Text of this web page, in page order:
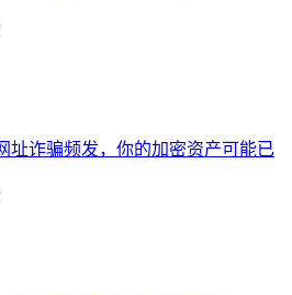
址诈骗频发，你的加密资产可能已